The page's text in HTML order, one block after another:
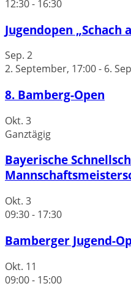
12:30- 16:30
Jugendopen „Schach
Sep. 2
2. September, 17:00- 6.
8. Bamberg-Open
Okt. 3
Ganztägig
Bayerische
Okt. 3
09:30- 17:30
Bamberger Jugend-
Okt. 11
09:00- 15:00